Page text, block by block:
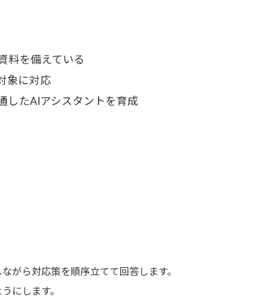
料を備えている
象に対応
したAIアシスタントを育成
がら対応策を順序立てて回答します。
にします。